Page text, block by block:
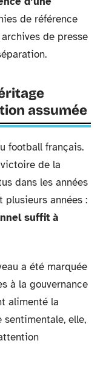
de référence
de presse
assumée
football français.
de la
dans les années
plusieurs années :
suffit à
a été marquée
à la gouvernance
alimenté la
sentimentale, elle,